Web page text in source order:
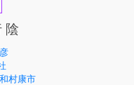
陰
和村康市